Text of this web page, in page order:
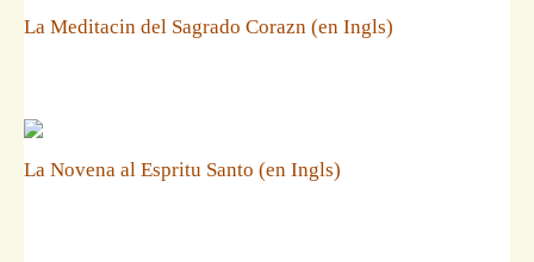
La Meditacin del Sagrado Corazn (en Ingls)
La Novena al Espritu Santo (en Ingls)